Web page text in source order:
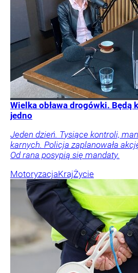
Wielka obława drogówki. Będą
jedno
Jeden dzień. Tysiące kontroli,
karnych. Policja zaplanowała
Od rana posypią się mandaty.
MotoryzacjaKrajŻycie